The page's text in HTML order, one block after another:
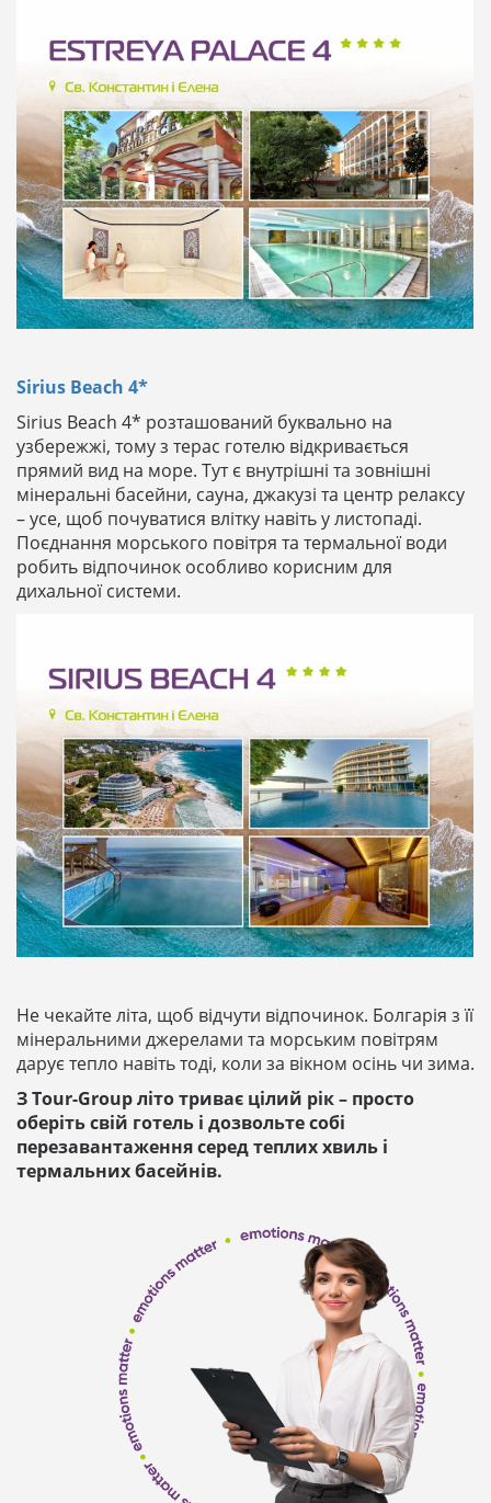
Sirius Beach 4*
Sirius Beach 4* розташований буквально на
узбережжі, тому з терас готелю відкривається
прямий вид на море. Тут є внутрішні та зовнішні
мінеральні басейни, сауна, джакузі та центр релаксу
– усе, щоб почуватися влітку навіть у листопаді.
Поєднання морського повітря та термальної води
робить відпочинок особливо корисним для
дихальної системи.
Не чекайте літа, щоб відчути відпочинок. Болгарія з її
мінеральними джерелами та морським повітрям
дарує тепло навіть тоді, коли за вікном осінь чи зима.
З Tour-Group літо триває цілий рік – просто
оберіть свій готель і дозвольте собі
перезавантаження серед теплих хвиль і
термальних басейнів.